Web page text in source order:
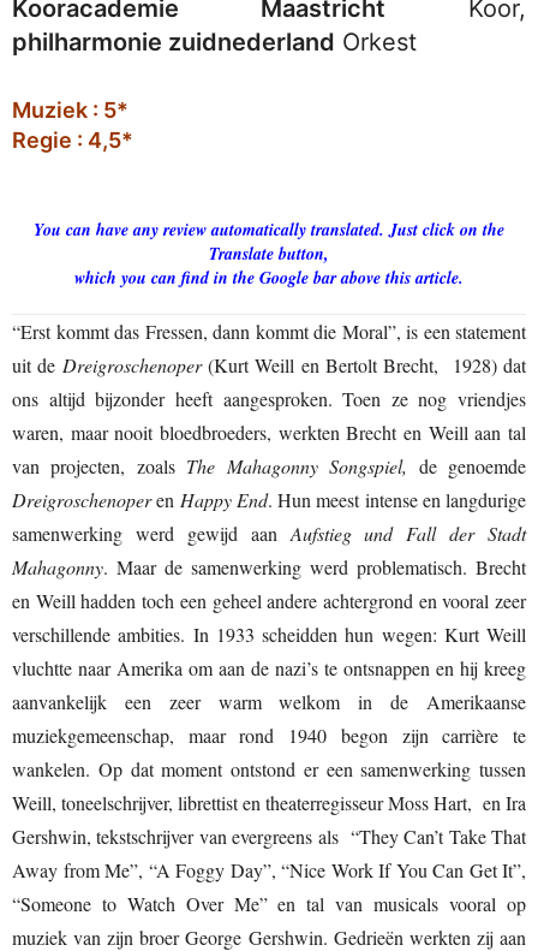
Kooracademie Maastricht Koor,
philharmonie zuidnederland Orkest
Muziek : 5*
Regie : 4,5*
You can have any review automatically translated. Just click on the
Translate button,
which you can find in the Google bar above this article.
“Erst kommt das Fressen, dann kommt die Moral”, is een statement
uit de Dreigroschenoper(Kurt Weill en Bertolt Brecht, 1928) dat
ons altijd bijzonder heeft aangesproken. Toen ze nog vriendjes
waren, maar nooit bloedbroeders, werkten Brecht en Weill aan tal
van projecten, zoals The Mahagonny Songspiel, de genoemde
Dreigroschenoperen Happy End. Hun meest intense en langdurige
samenwerking werd gewijd aan Aufstieg und Fall der Stadt
Mahagonny. Maar de samenwerking werd problematisch. Brecht
en Weill hadden toch een geheel andere achtergrond en vooral zeer
verschillende ambities. In 1933 scheidden hun wegen: Kurt Weill
vluchtte naar Amerika om aan de nazi’s te ontsnappen en hij kreeg
aanvankelijk een zeer warm welkom in de Amerikaanse
muziekgemeenschap, maar rond 1940 begon zijn carrière te
wankelen. Op dat moment ontstond er een samenwerking tussen
Weill, toneelschrijver, librettist en theaterregisseur Moss Hart, en Ira
Gershwin, tekstschrijver van evergreens als “They Can’t Take That
Away from Me”, “A Foggy Day”, “Nice Work If You Can Get It”,
“Someone to Watch Over Me” en tal van musicals vooral op
muziek van zijn broer George Gershwin. Gedrieën werkten zij aan